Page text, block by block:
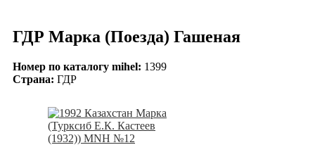
ГДР Марка (Поезда) Гашеная
Номер по каталогу mihel: 1399
Страна: ГДР